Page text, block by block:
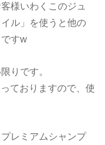
様いわくこのジュ
ル」を使うと他の
すw
りです。
ておりますので、使
レミアムシャンプ